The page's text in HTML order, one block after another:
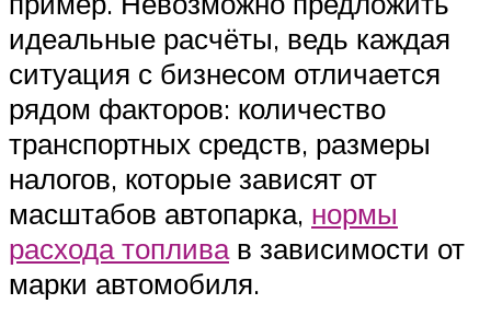
идеальные расчёты, ведь каждая
ситуация с бизнесом отличается
рядом факторов: количество
транспортных средств, размеры
налогов, которые зависят от
масштабов автопарка, нормы
расхода топливав зависимости от
марки автомобиля.